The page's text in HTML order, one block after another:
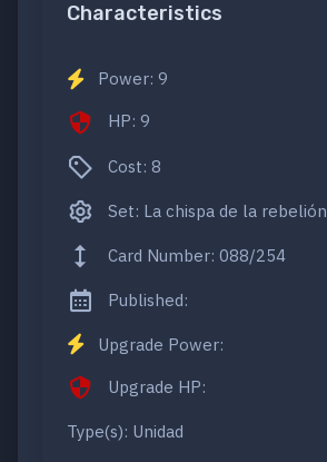
Characteristics
Power: 9
HP: 9
Cost: 8
Set: La chispa de la rebelión
Card Number: 088/254
Published:
Upgrade Power:
Upgrade HP:
Type(s): Unidad